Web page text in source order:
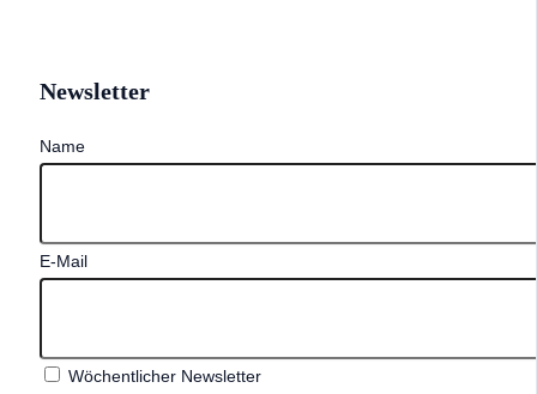
Newsletter
Name
E-Mail
Wöchentlicher Newsletter